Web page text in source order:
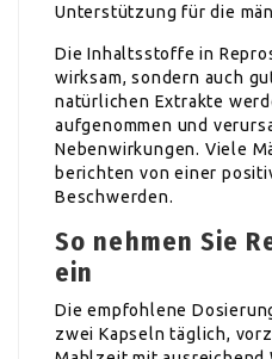
Unterstützung für die
Die Inhaltsstoffe in
wirksam, sondern auch
natürlichen Extrakte
aufgenommen und
Nebenwirkungen. Viele
berichten von einer
Beschwerden.
So nehmen Sie
ein
Die empfohlene
zwei Kapseln täglich,